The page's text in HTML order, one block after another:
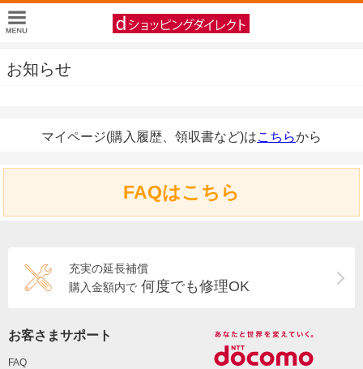
お知らせ
マイページ(購入履歴、領収書など)はこちらから
FAQはこちら
充実の延長補償
購入金額内で 何度でも修理OK
お客さまサポート
FAQ